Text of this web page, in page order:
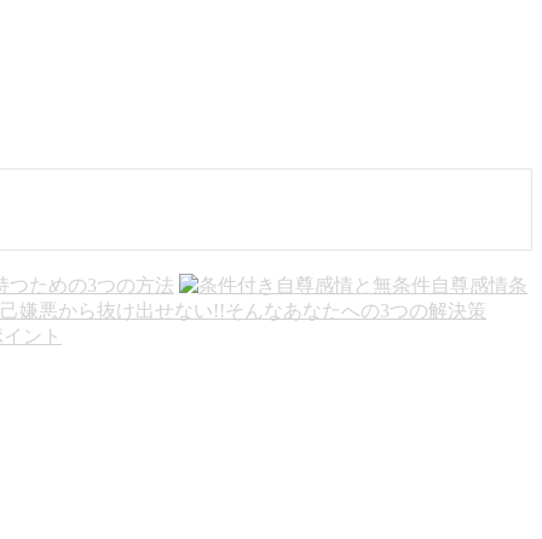
つための3つの方法
条
嫌悪から抜け出せない!!そんなあなたへの3つの解決策
ント